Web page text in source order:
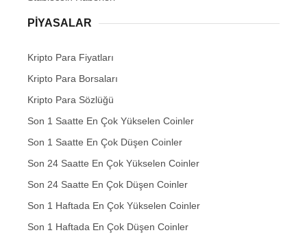
PIYASALAR
Kripto Para Fiyatları
Kripto Para Borsaları
Kripto Para Sözlüğü
Son 1 Saatte En Çok Yükselen Coinler
Son 1 Saatte En Çok Düşen Coinler
Son 24 Saatte En Çok Yükselen Coinler
Son 24 Saatte En Çok Düşen Coinler
Son 1 Haftada En Çok Yükselen Coinler
Son 1 Haftada En Çok Düşen Coinler